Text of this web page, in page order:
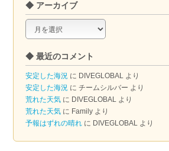
◆ アーカイブ
◆
ア
カ
イ
ブ
◆ 最近のコメント
安定した海況 に DIVEGLOBAL より
安定した海況 にチームシルバー より
荒れた天気 に DIVEGLOBAL より
荒れた天気 に Family より
予報はずれの晴れ に DIVEGLOBAL より